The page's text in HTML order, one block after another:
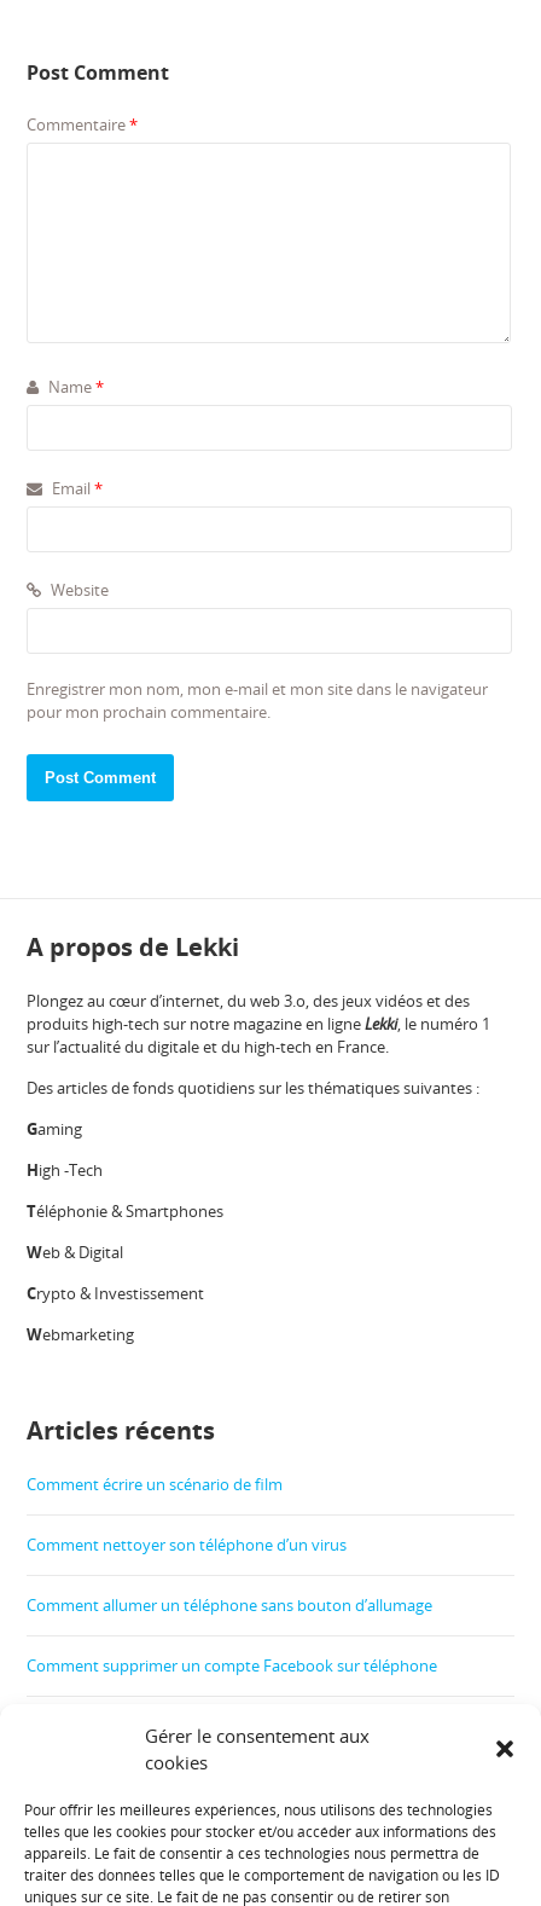
Gérer le consentement aux
cookies
Pour offrir les meilleures expériences, nous utilisons des technologies
telles que les cookies pour stocker et/ou accéder aux informations des
appareils. Le fait de consentir à ces technologies nous permettra de
traiter des données telles que le comportement de navigation ou les ID
uniques sur ce site. Le fait de ne pas consentir ou de retirer son
Post Comment
Commentaire*
Name*
Email*
Website
Enregistrer mon nom, mon e-mail et mon site dans le navigateur
pour mon prochain commentaire.
A propos de Lekki
Plongez au cœur d’internet, du web 3.o, des jeux vidéos et des
produits high-tech sur notre magazine en ligneLekki, le numéro 1
sur l’actualité du digitale et du high-tech en France.
Des articles de fonds quotidiens sur les thématiques suivantes :
Gaming
High -Tech
Téléphonie & Smartphones
Web & Digital
Crypto & Investissement
Webmarketing
Articles récents
Comment écrire un scénario de film
Comment nettoyer son téléphone d’un virus
Comment allumer un téléphone sans bouton d’allumage
Comment supprimer un compte Facebook sur téléphone
Comment créer un film
Informations diverses :
Plan de site